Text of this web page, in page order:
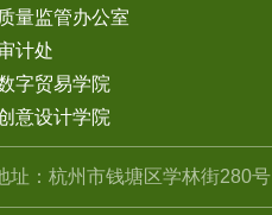
质量监管办公室
计处
字贸易学院
意设计学院
址：杭州市钱塘区学林街280号